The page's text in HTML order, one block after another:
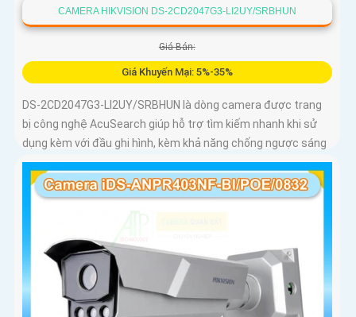
CAMERA HIKVISION DS-2CD2047G3-LI2UY/SRBHUN
Giá Bán:
Giá Khuyến Mại: 5%-35%
DS-2CD2047G3-LI2UY/SRBHUN là dòng camera được trang
bị công nghệ AcuSearch giúp hỗ trợ tìm kiếm nhanh khi sử
dụng kèm với đầu ghi hình, kèm khả năng chống ngược sáng
WDR 130dB, trang bị micro kép và loa hỗ trợ đàm thoại 2
chiều, ống kính 4